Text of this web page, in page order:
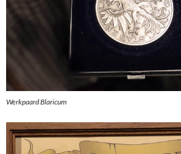
Werkpaard Blaricum